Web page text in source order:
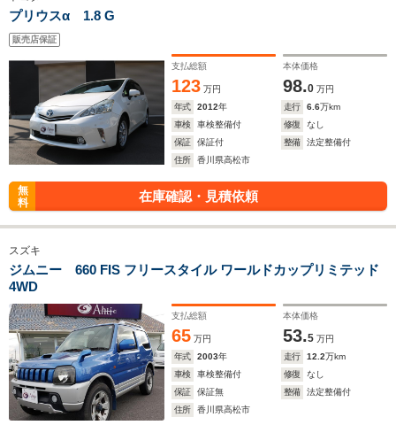
プリウスα 1.8 G
販売店保証
支払総額
123 万円
本体価格
98.0 万円
年式
2012年 走行 6.6万km
車検
車検整備付 修復
なし
保証
保証付 整備
法定整備付
住所
香川県高松市
無
料
在庫確認・見積依頼
スズキ
ジムニー 660 FIS フリースタイル ワールドカップリミテッド
4WD
支払総額
65 万円
本体価格
53.5 万円
年式
2003年 走行 12.2万km
車検
車検整備付 修復
なし
保証
保証無 整備
法定整備付
住所
香川県高松市